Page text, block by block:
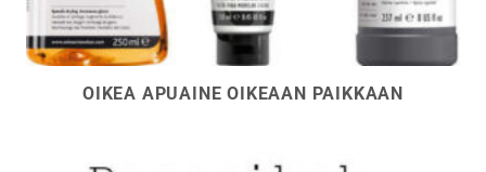
OIKEA APUAINE OIKEAAN PAIKKAAN